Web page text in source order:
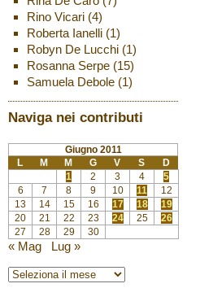
Rino Vicari(4)
Roberta Ianelli(1)
Robyn De Lucchi(1)
Rosanna Serpe(15)
Samuela Debole(1)
Naviga nei contributi
Giugno 2011
L
M M G V S
D
1
2 3 4
5
6
7 8 9 10 11
12
13
14 15 16 17 18
19
20
21 22 23 24 25
26
27
28 29 30
« Mag Lug »